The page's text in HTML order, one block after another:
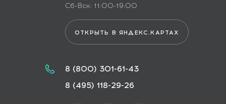
Сб-Вск: 11:00-19:00
ОТКРЫТЬ В ЯНДЕКС.КАРТАХ
8 (800) 301-61-43
8 (495) 118-29-26